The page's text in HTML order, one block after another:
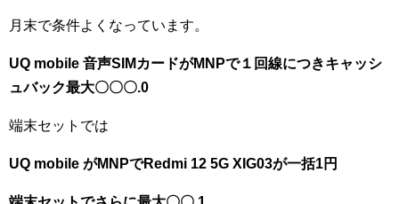
月末で条件よくなっています。
UQ mobile 音声SIMカードがMNPで１回線につきキャッシ
ュバック最大〇〇〇.0
端末セットでは
UQ mobile がMNPでRedmi 12 5G XIG03が一括1円